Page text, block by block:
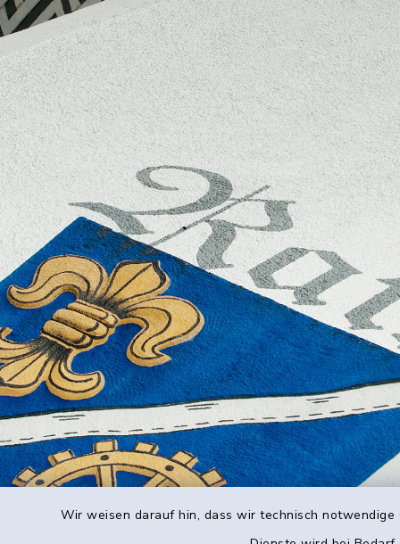
Wir weisen darauf hin, dass wir technisch